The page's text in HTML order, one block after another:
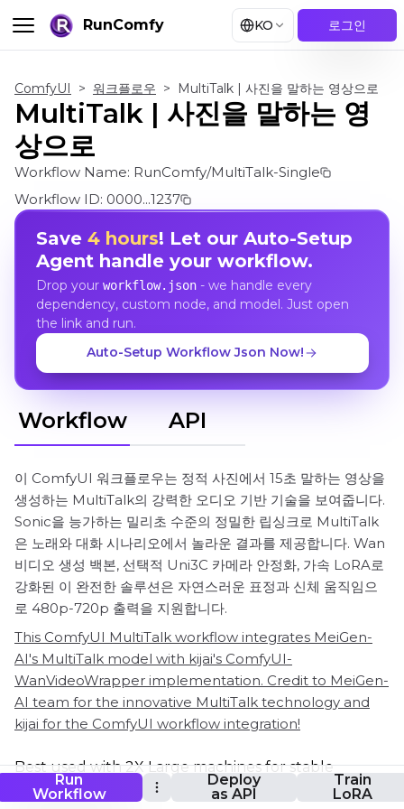
RunComfy KO 로그인
Run
Workflow
Deploy
as API
Train
LoRA
ComfyUI > 워크플로우 > MultiTalk | 사진을 말하는 영상으로
MultiTalk | 사진을 말하는 영
상으로
Workflow Name: RunComfy/MultiTalk-Single
Workflow ID: 0000...1237
Save 4 hours! Let our Auto-Setup
Agent handle your workflow.
Drop your workflow.json- we handle every
dependency, custom node, and model. Just open
the link and run.
Auto-Setup Workflow Json Now!
Workflow API
이 ComfyUI 워크플로우는 정적 사진에서 15초 말하는 영상을
생성하는 MultiTalk의 강력한 오디오 기반 기술을 보여줍니다.
Sonic을 능가하는 밀리초 수준의 정밀한 립싱크로 MultiTalk
은 노래와 대화 시나리오에서 놀라운 결과를 제공합니다. Wan
비디오 생성 백본, 선택적 Uni3C 카메라 안정화, 가속 LoRA로
강화된 이 완전한 솔루션은 자연스러운 표정과 신체 움직임으
로 480p-720p 출력을 지원합니다.
This ComfyUI MultiTalk workflow integrates MeiGen-
AI's MultiTalk model with kijai's ComfyUI-
WanVideoWrapper implementation. Credit to MeiGen-
AI team for the innovative MultiTalk technology and
kijai for the ComfyUI workflow integration!
Best used with 2X Large machines for stable
memory performance.